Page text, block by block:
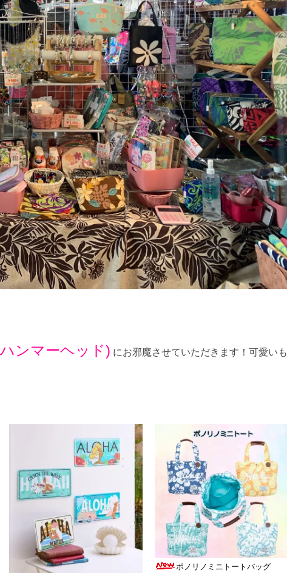
ンマーヘッド) にお邪魔させていただきます！可愛いも
ポノリノミニトートバッグ